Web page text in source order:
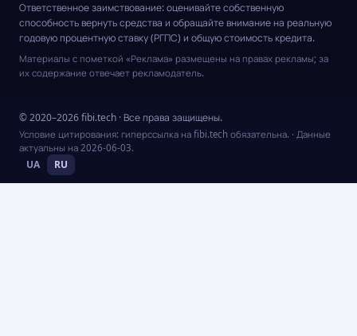
Ответственное заимствование: оценивайте собственную
способность вернуть средства и обращайте внимание на реальную
годовую процентную ставку (РГПС) и общую стоимость кредита.
Материалы с пометкой «Реклама» размещены на правах рекламы; за
их содержание отвечает рекламодатель.
© 2020–2026 fibi.tech · Все права защищены.
Условие цитирования: гиперссылка на fibi.tech обязательна. · Данные
актуальны на 2026-06-03.
UA RU